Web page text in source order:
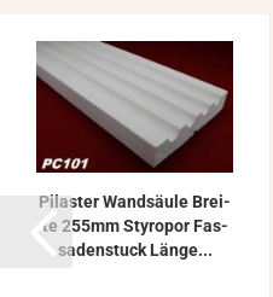
Pi­las­ter Wand­säu­le Brei­
te 255mm Sty­ro­por Fas­
sa­den­stuck Länge...